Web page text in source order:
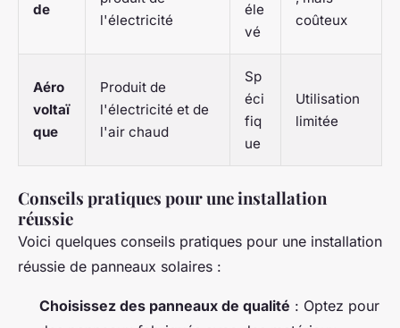
de
l'électricité
éle
vé
coûteux
Aéro
voltaï
que
Produit de
l'électricité et de
l'air chaud
Sp
éci
fiq
ue
Utilisation
limitée
Conseils pratiques pour une installation
réussie
Voici quelques conseils pratiques pour une installation
réussie de panneaux solaires :
Choisissez des panneaux de qualité : Optez pour